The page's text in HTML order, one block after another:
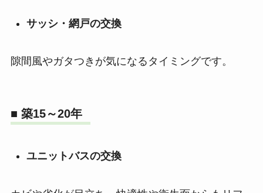
サッシ・網戸の交換
隙間風やガタつきが気になるタイミングです。
■ 築15～20年
ユニットバスの交換